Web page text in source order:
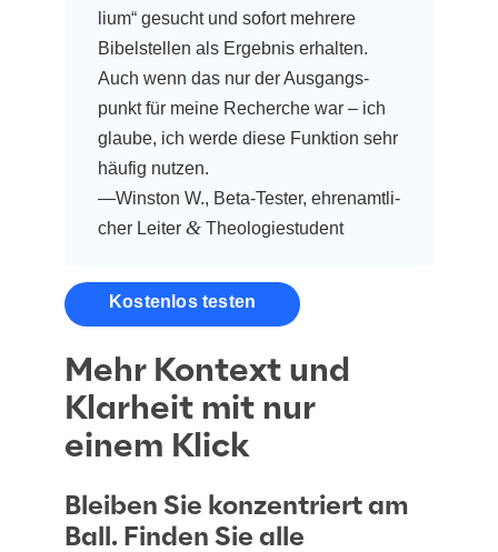
li­um“ gesucht und sofort meh­re­re
Bibel­stel­len als Ergeb­nis erhal­ten.
Auch wenn das nur der Aus­gangs­
punkt für mei­ne Recher­che war – ich
glau­be, ich wer­de die­se Funk­ti­on sehr
häu­fig nut­zen.
—Win­s­ton W., Beta-Tes­ter, ehren­amt­li­
cher Lei­ter & Theologiestudent
kos­ten­los testen
Mehr Kontext und
Klarheit mit nur
einem Klick
Bleiben Sie konzentriert am
Ball. Finden Sie alle